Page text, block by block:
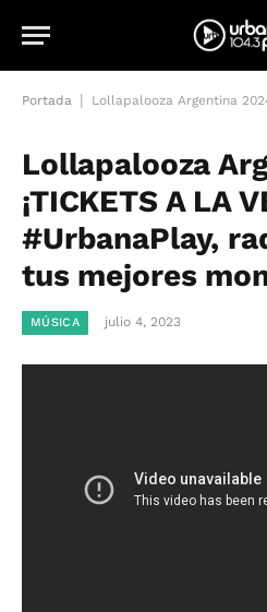
Portada Lollapalooza Argentina 2024: ¡TICKETS A LA
Lollapalooza
¡TICKETS A LA
#UrbanaPlay,
tus mejores
MÚSICA julio 4, 2023